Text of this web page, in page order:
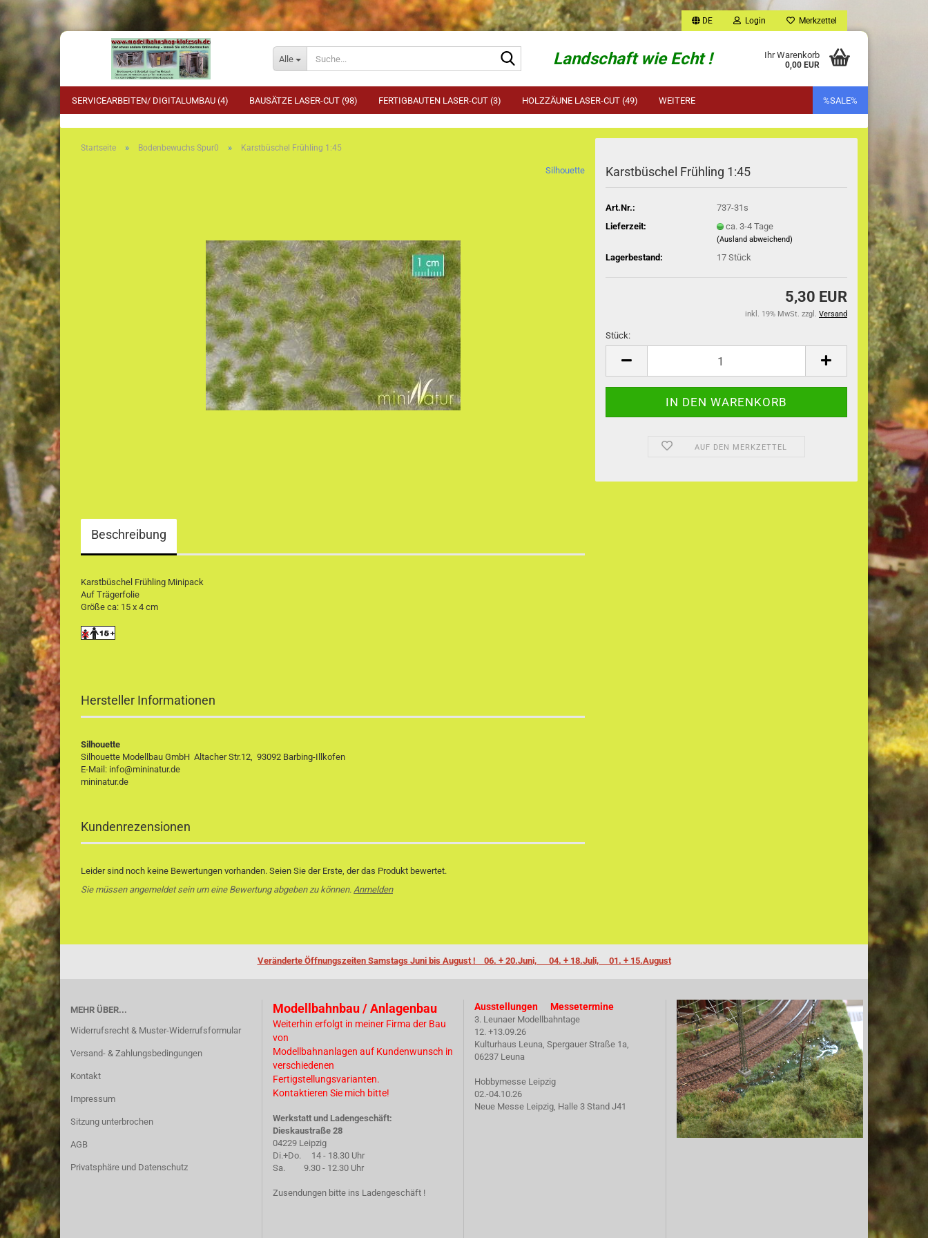
DE Login Merkzettel
Alle Landschaft wie Echt ! Ihr Warenkorb
0,00 EUR
SERVICEARBEITEN/ DIGITALUMBAU (4) BAUSÄTZE LASER-CUT (98) FERTIGBAUTEN LASER-CUT (3) HOLZZÄUNE LASER-CUT (49) %SALE%
WEITERE
Startseite » Bodenbewuchs Spur0 » Karstbüschel Frühling 1:45
Silhouette Karstbüschel Frühling 1:45
Art.Nr.:
737-31s
Lieferzeit:
ca. 3-4 Tage
(Ausland abweichend)
Lagerbestand: 17 Stück
5,30 EUR
inkl. 19% MwSt. zzgl. Versand
Stück:
Stück
AUF DEN MERKZETTEL
Beschreibung
Karstbüschel Frühling Minipack
Auf Trägerfolie
Größe ca: 15 x 4 cm
Hersteller Informationen
Silhouette
Silhouette Modellbau GmbH Altacher Str.12, 93092 Barbing-Illkofen
E-Mail: info@mininatur.de
mininatur.de
Kundenrezensionen
Leider sind noch keine Bewertungen vorhanden. Seien Sie der Erste, der das Produkt bewertet.
Sie müssen angemeldet sein um eine Bewertung abgeben zu können. Anmelden
Veränderte Öffnungszeiten Samstags Juni bis August ! 06. + 20.Juni, 04. + 18.Juli, 01. + 15.August
MEHR ÜBER...
Widerrufsrecht & Muster-Widerrufsformular
Versand- & Zahlungsbedingungen
Kontakt
Impressum
Sitzung unterbrochen
AGB
Privatsphäre und Datenschutz
Modellbahnbau / Anlagenbau
Weiterhin erfolgt in meiner Firma der Bau
von
Modellbahnanlagen auf Kundenwunsch in
verschiedenen
Fertigstellungsvarianten.
Kontaktieren Sie mich bitte!
Werkstatt und Ladengeschäft:
Dieskaustraße 28
04229 Leipzig
Di.+Do. 14 - 18.30 Uhr
Sa. 9.30 - 12.30 Uhr
Zusendungen bitte ins Ladengeschäft !
Ausstellungen Messetermine
3. Leunaer Modellbahntage
12. +13.09.26
Kulturhaus Leuna, Spergauer Straße 1a,
06237 Leuna
Hobbymesse Leipzig
02.-04.10.26
Neue Messe Leipzig, Halle 3 Stand J41